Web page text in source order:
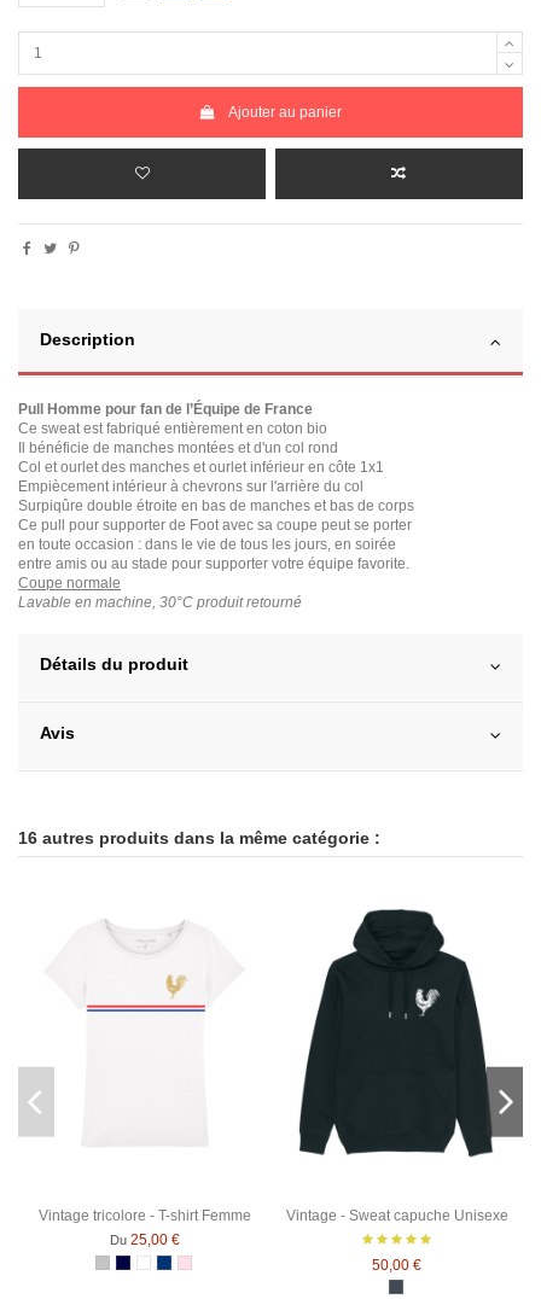
Ajouter au panier
Description
Pull Homme pour fan de l’Équipe de France
Ce sweat est fabriqué entièrement en coton bio
Il bénéficie de manches montées et d'un col rond
Col et ourlet des manches et ourlet inférieur en côte 1x1
Empiècement intérieur à chevrons sur l'arrière du col
Surpiqûre double étroite en bas de manches et bas de corps
Ce pull pour supporter de Foot avec sa coupe peut se porter
en toute occasion : dans le vie de tous les jours, en soirée
entre amis ou au stade pour supporter votre équipe favorite.
Coupe normale
Lavable en machine, 30°C produit retourné
Détails du produit
Avis
16 autres produits dans la même catégorie :
Vintage tricolore - T-shirt Femme
Du 25,00 €
Gris Chiné
Bleu Marine
BlancBleu Marine Chiné
Rose Chiné
Vintage - Sweat capuche Unisexe
50,00 €
Noir